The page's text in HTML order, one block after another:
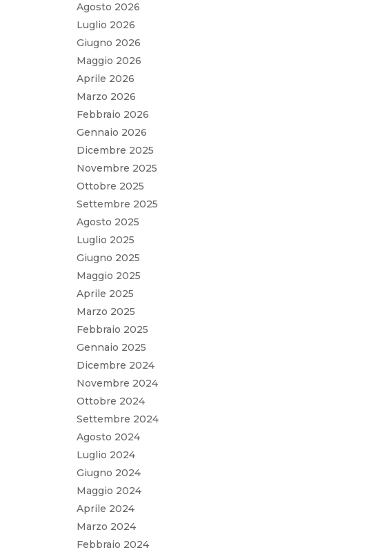
Agosto 2026
Luglio 2026
Giugno 2026
Maggio 2026
Aprile 2026
Marzo 2026
Febbraio 2026
Gennaio 2026
Dicembre 2025
Novembre 2025
Ottobre 2025
Settembre 2025
Agosto 2025
Luglio 2025
Giugno 2025
Maggio 2025
Aprile 2025
Marzo 2025
Febbraio 2025
Gennaio 2025
Dicembre 2024
Novembre 2024
Ottobre 2024
Settembre 2024
Agosto 2024
Luglio 2024
Giugno 2024
Maggio 2024
Aprile 2024
Marzo 2024
Febbraio 2024